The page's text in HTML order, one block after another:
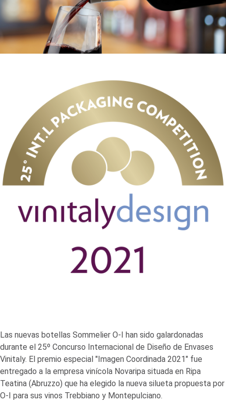
Las nuevas botellas Sommelier O-I han sido galardonadas
durante el 25º Concurso Internacional de Diseño de Envases
Vinitaly. El premio especial "Imagen Coordinada 2021" fue
entregado a la empresa vinícola Novaripa situada en Ripa
Teatina (Abruzzo) que ha elegido la nueva silueta propuesta por
O-I para sus vinos Trebbiano y Montepulciano.